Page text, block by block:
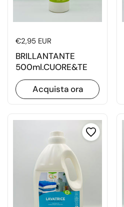
Prezzo di listino
€2,95 EUR
BRILLANTANTE
500ml.CUORE&TE
Acquista ora